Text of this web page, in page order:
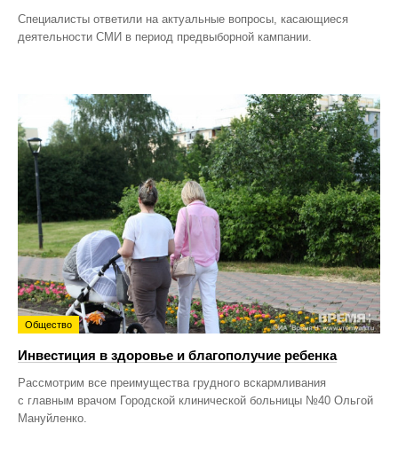
Специалисты ответили на актуальные вопросы, касающиеся
деятельности СМИ в период предвыборной кампании.
Общество
Инвестиция в здоровье и благополучие ребенка
Рассмотрим все преимущества грудного вскармливания
с главным врачом Городской клинической больницы №40 Ольгой
Мануйленко.